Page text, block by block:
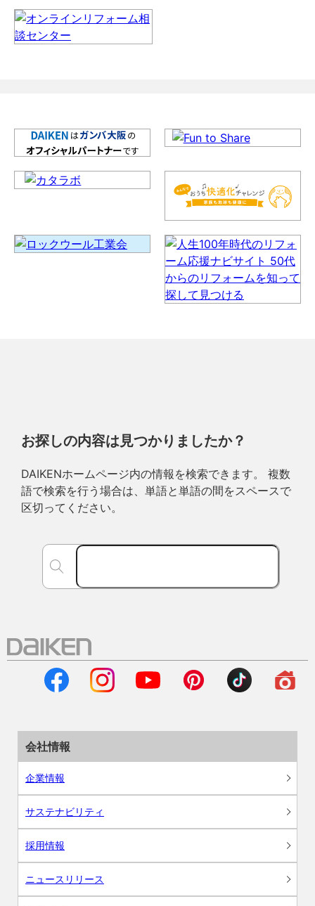
お探しの内容は見つかりましたか？
DAIKENホームページ内の情報を検索できます。 複数
語で検索を行う場合は、単語と単語の間をスペースで
区切ってください。
会社情報
企業情報
サステナビリティ
採用情報
ニュースリリース